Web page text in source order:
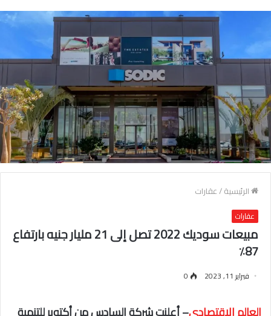
الرئيسية/عقارات
عقارات
مبيعات سوديك 2022 تصل إلى 21 مليار جنيه بارتفاع
87٪
فبراير 11, 2023 0
العالم الاقتصادي– أعلنت شركة السادس من أكتوبر للتنمية